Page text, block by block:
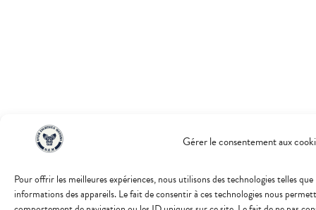
Gérer le consentement aux
Pour offrir les meilleures expériences, nous utilisons des technologies telles
informations des appareils. Le fait de consentir à ces technologies nous